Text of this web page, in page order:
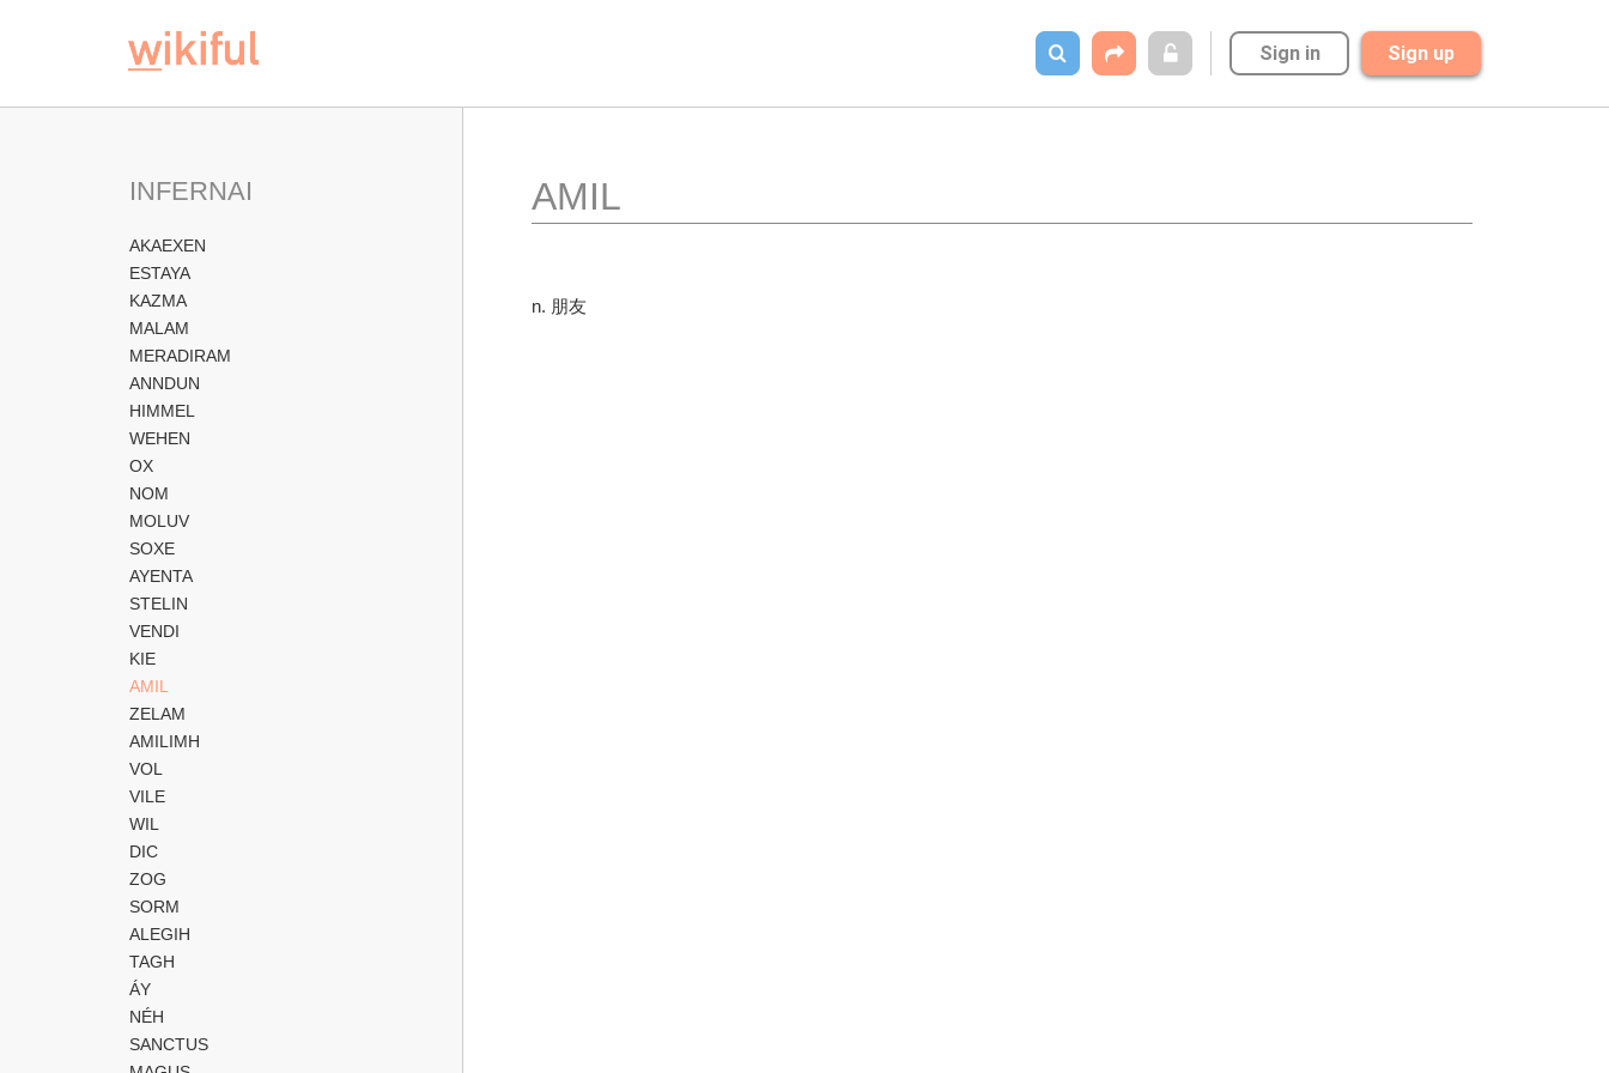
Sign in Sign up
INFERNAI
AKAEXEN
ESTAYA
KAZMA
MALAM
MERADIRAM
ANNDUN
HIMMEL
WEHEN
OX
NOM
MOLUV
SOXE
AYENTA
STELIN
VENDI
KIE
AMIL
ZELAM
AMILIMH
VOL
VILE
WIL
DIC
ZOG
SORM
ALEGIH
TAGH
ÁY
NÉH
SANCTUS
AMIL
n. 朋友